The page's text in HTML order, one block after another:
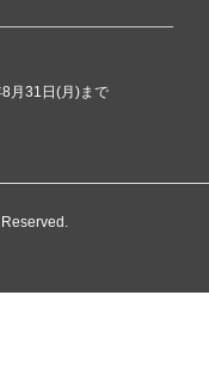
月31日(月)まで